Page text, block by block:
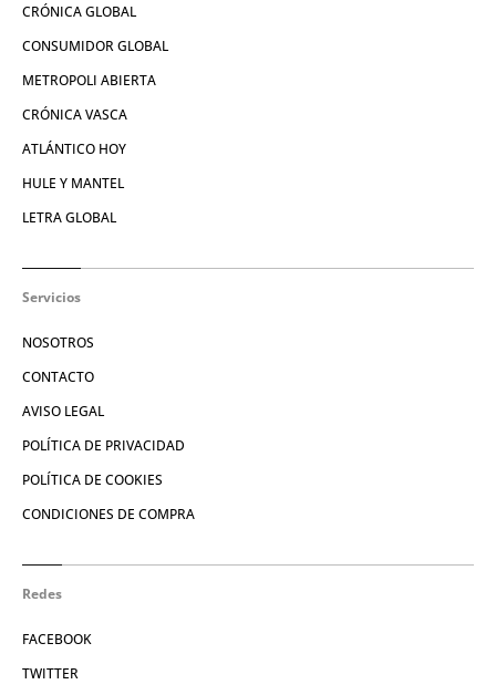
CRÓNICA GLOBAL
CONSUMIDOR GLOBAL
METROPOLI ABIERTA
CRÓNICA VASCA
ATLÁNTICO HOY
HULE Y MANTEL
LETRA GLOBAL
Servicios
NOSOTROS
CONTACTO
AVISO LEGAL
POLÍTICA DE PRIVACIDAD
POLÍTICA DE COOKIES
CONDICIONES DE COMPRA
Redes
FACEBOOK
TWITTER